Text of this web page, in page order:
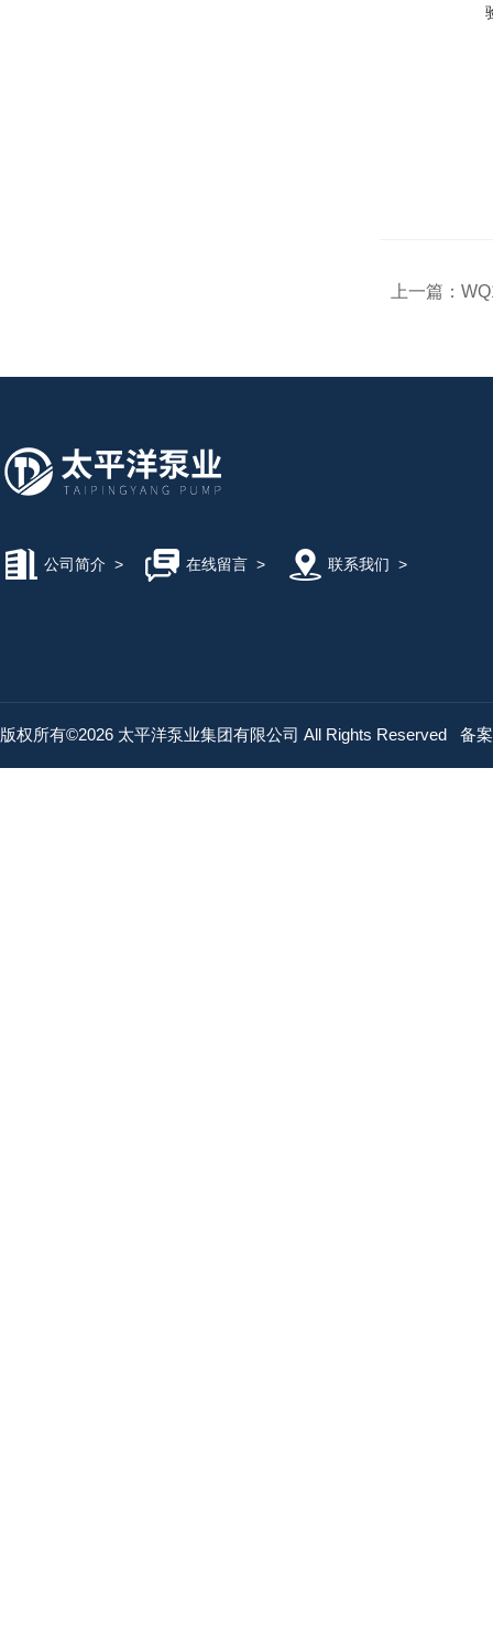
上一篇：
公司简介 > 在线留言> 联系我们 >
版权所有©2026 太平洋泵业集团有限公司 All Rights Reserved 备